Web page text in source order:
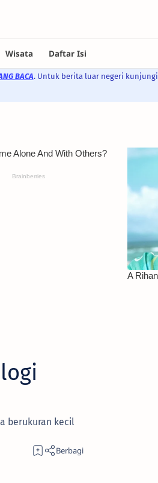
BACA. Untuk berita luar negeri kunjungi
berukuran kecil